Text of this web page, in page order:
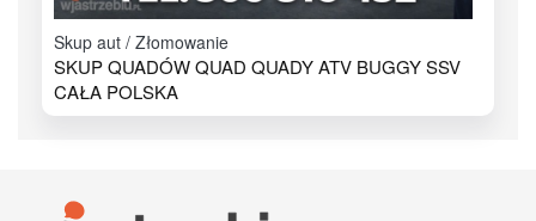
Skup aut / Złomowanie
SKUP QUADÓW QUAD QUADY ATV BUGGY SSV
CAŁA POLSKA